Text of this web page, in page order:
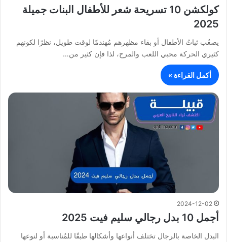
كولكشن 10 تسريحة شعر للأطفال البنات جميلة
2025
يصعُب ثباتُ الأطفال أو بقاء مظهرهم مُهندمًا لوقت طويل، نظرًا لكونهم
كثيري الحركة محبي اللعب والمرح، لذا فإن كثير من…
أكمل القراءة »
2024-12-02
أجمل 10 بدل رجالي سليم فيت 2025
البدل الخاصة بالرجال تختلف أنواعها وأشكالها طبقًا للمُناسبة أو لنوعها